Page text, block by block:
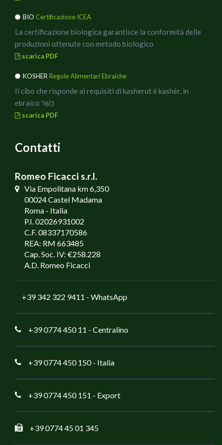
Buon Appetito!!
BIO Certificazione ICEA
La certificazione biologica garantisce la conformità delle
produzioni ottenute con metodo biologico
scarica PDF
KOSHER Regole Alimentari Ebraiche
Il cibo che risponde ai requisiti di kasherut è kashèr, in
ebraico כָּשֵׁר
scarica PDF
Contatti
Romeo Ficacci s.r.l.
Via Empolitana km 6,350
00024 Castel Madama
Roma - Italia
P.I. 02026931002
C.F. 08337170586
REA: RM 663485
Cap. Soc. IV: €258.228
A.D. Romeo Ficacci
+39 342 322 9411 - WhatsApp
+39 0774 450 11 - Centralino
+39 0774 450 150- Italia
+39 0774 450 151 - Export
+39 0774 45 01 345